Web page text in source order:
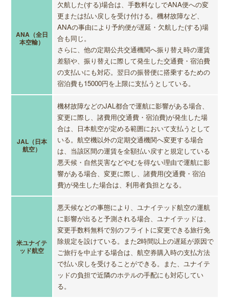
ANA（全日
本空輸）
欠航した(する)場合は、手数料なしでANA便への変
更または払い戻しを受け付ける。機材故障など、
ANAの事由により予約便が遅延・欠航した(する)場
合も同じ。
さらに、他の定期公共交通機関へ振り替え時の運賃
差額や、振り替えに際して発生した交通費・宿泊費
の支払いにも対応。翌日の振替便に搭乗するための
宿泊費も15000円を上限に支払うとしている。
JAL（日本
航空）
機材故障などのJAL都合で運航に影響がある場合、
変更に際し、諸費用(交通費・宿泊費)が発生した場
合は、日本航空が定める範囲において支払うとして
いる。航空機以外の定期交通機関へ変更する場合
は、当該区間の運賃を全額払い戻すと規定している
悪天候・自然災害などやむを得ない理由で運航に影
響がある場合、変更に際し、諸費用(交通費・宿泊
費)が発生した場合は、利用者負担となる。
米ユナイテ
ッド航空
悪天候などの事態により、ユナイテッド航空の運航
に影響が出ると予測される場合、ユナイテッドは、
変更手数料無料で別のフライトに変更できる旅行免
除規定を設けている。また2時間以上の遅延が原因で
ご旅行を中止する場合は、航空券購入時の支払方法
で払い戻しを受けることができる。また、ユナイテ
ッドの負担で近隣のホテルの手配にも対応してい
る。